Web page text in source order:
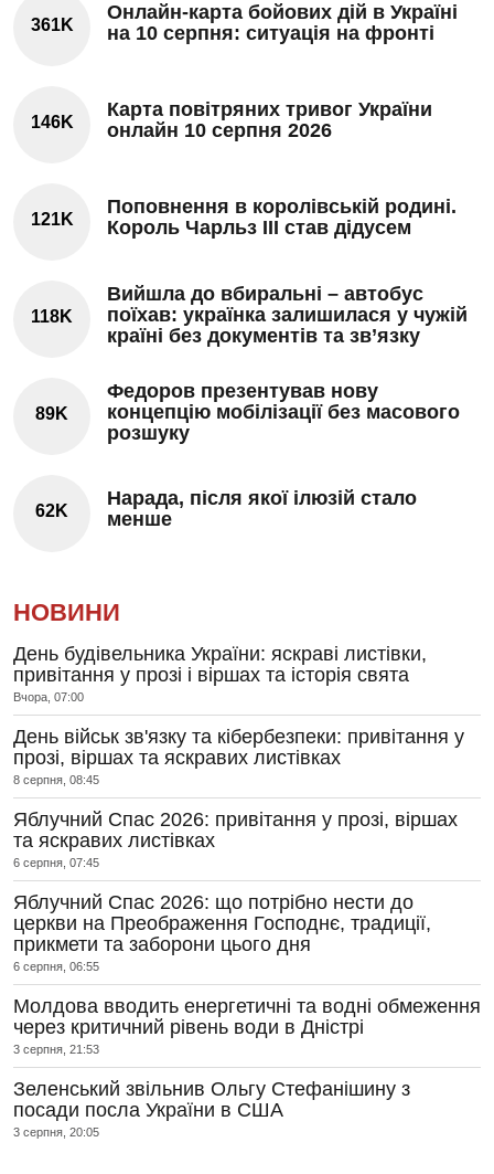
361K
Онлайн-карта бойових дій в Україні
на 10 серпня: ситуація на фронті
146K
Карта повітряних тривог України
онлайн 10 серпня 2026
121K
Поповнення в королівській родині.
Король Чарльз III став дідусем
118K
Вийшла до вбиральні – автобус
поїхав: українка залишилася у чужій
країні без документів та зв’язку
89K
Федоров презентував нову
концепцію мобілізації без масового
розшуку
62K
Нарада, після якої ілюзій стало
менше
НОВИНИ
День будівельника України: яскраві листівки,
привітання у прозі і віршах та історія свята
Вчора, 07:00
День військ зв'язку та кібербезпеки: привітання у
прозі, віршах та яскравих листівках
8 серпня, 08:45
Яблучний Спас 2026: привітання у прозі, віршах
та яскравих листівках
6 серпня, 07:45
Яблучний Спас 2026: що потрібно нести до
церкви на Преображення Господнє, традиції,
прикмети та заборони цього дня
6 серпня, 06:55
Молдова вводить енергетичні та водні обмеження
через критичний рівень води в Дністрі
3 серпня, 21:53
Зеленський звільнив Ольгу Стефанішину з
посади посла України в США
3 серпня, 20:05